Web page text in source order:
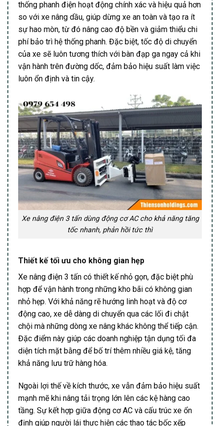
thống phanh điện hoạt động chính xác và hiệu quả hơn
so với xe nâng dầu, giúp dừng xe an toàn và tạo ra ít
sự hao mòn, từ đó nâng cao độ bền và giảm thiểu chi
phí bảo trì hệ thống phanh. Đặc biệt, tốc độ di chuyển
của xe sẽ luôn tương thích với bàn đạp ga ngay cả khi
vận hành trên đường dốc, đảm bảo hiệu suất làm việc
luôn ổn định và tin cậy.
Xe nâng điện 3 tấn dùng động cơ AC cho khả năng tăng
tốc nhanh, phản hồi tức thì
Thiết kế tối ưu cho không gian hẹp
Xe nâng điện 3 tấn có thiết kế nhỏ gọn, đặc biệt phù
hợp để vận hành trong những kho bãi có không gian
nhỏ hẹp. Với khả năng rẽ hướng linh hoạt và độ cơ
động cao, xe dễ dàng di chuyển qua các lối đi chật
chội mà những dòng xe nâng khác không thể tiếp cận.
Đặc điểm này giúp các doanh nghiệp tận dụng tối đa
diện tích mặt bằng để bố trí thêm nhiều giá kệ, tăng
khả năng lưu trữ hàng hóa.
Ngoài lợi thế về kích thước, xe vẫn đảm bảo hiệu suất
mạnh mẽ khi nâng tải trọng lớn lên các kệ hàng cao
tầng. Sự kết hợp giữa động cơ AC và cấu trúc xe ổn
định giúp người lái thực hiện các thao tác bốc xếp